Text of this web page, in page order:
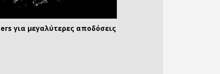
για μεγαλύτερες αποδόσεις